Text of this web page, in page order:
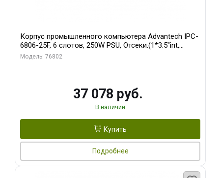
Корпус промышленного компьютера Advantech IPC-
6806-25F, 6 слотов, 250W PSU, Отсеки:(1*3.5"int,
1*3.5"ext)
Модель: 76802
37 078 руб.
В наличии
Купить
Подробнее